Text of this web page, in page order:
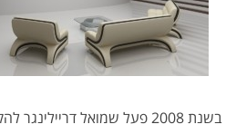
בשנת 2008 פעל שמואל